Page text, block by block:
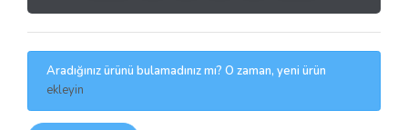
Aradığınız ürünü bulamadınız mı? O zaman, yeni ürün
ekleyin